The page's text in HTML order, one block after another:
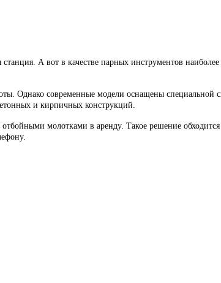
А вот в качестве парных инструментов
Однако современные модели оснащены специальной
и кирпичных конструкций.
молотками в аренду. Такое решение